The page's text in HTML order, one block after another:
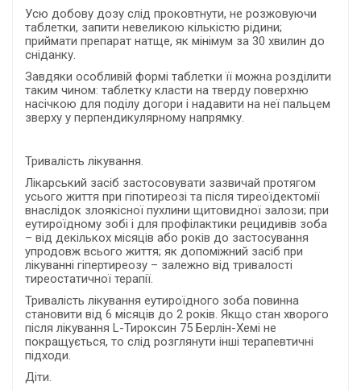
Усю добову дозу слід проковтнути, не розжовуючи
таблетки, запити невеликою кількістю рідини;
приймати препарат натще, як мінімум за 30 хвилин до
сніданку.
Завдяки особливій формі таблетки її можна розділити
таким чином: таблетку класти на тверду поверхню
насічкою для поділу догори і надавити на неї пальцем
зверху у перпендикулярному напрямку.
Тривалість лікування.
Лікарський засіб застосовувати зазвичай протягом
усього життя при гіпотиреозі та після тиреоїдектомії
внаслідок злоякісної пухлини щитовидної залози; при
еутироїдному зобі і для профілактики рецидивів зоба
– від декількох місяців або років до застосування
упродовж всього життя; як допоміжний засіб при
лікуванні гіпертиреозу – залежно від тривалості
тиреостатичної терапії.
Тривалість лікування еутироїдного зоба повинна
становити від 6 місяців до 2 років. Якщо стан хворого
після лікування L-Тироксин 75 Берлін-Хемі не
покращується, то слід розглянути інші терапевтичні
підходи.
Діти.